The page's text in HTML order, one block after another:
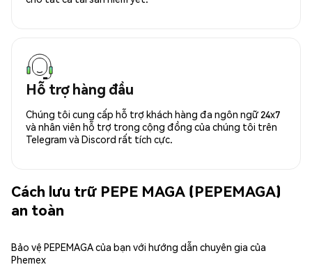
Hỗ trợ hàng đầu
Chúng tôi cung cấp hỗ trợ khách hàng đa ngôn ngữ 24x7
và nhân viên hỗ trợ trong cộng đồng của chúng tôi trên
Telegram và Discord rất tích cực.
Cách lưu trữ PEPE MAGA (PEPEMAGA)
an toàn
Bảo vệ PEPEMAGA của bạn với hướng dẫn chuyên gia của
Phemex